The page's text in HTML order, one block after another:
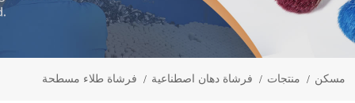
مسكن منتجات فرشاة دهان اصطناعية فرشاة طلاء مسطحة